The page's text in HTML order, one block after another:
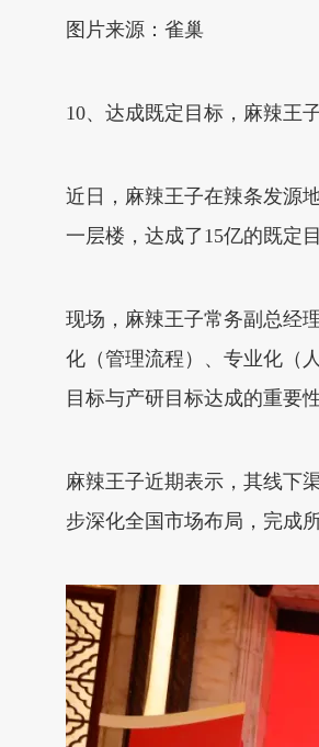
图片来源：雀巢
10、达成既定目标，麻辣王
近日，麻辣王子在辣条发源
一层楼，达成了15亿的既定目
现场，麻辣王子常务副总经
化（管理流程）、专业化（
目标与产研目标达成的重要性
麻辣王子近期表示，其线下
步深化全国市场布局，完成